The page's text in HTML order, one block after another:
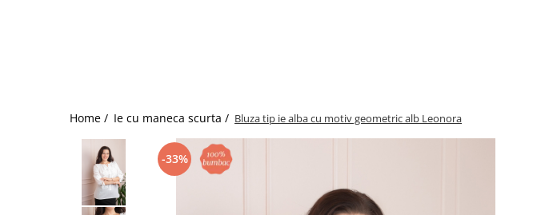
Home / Ie cu maneca scurta / Bluza tip ie alba cu motiv geometric alb Leonora
-33%